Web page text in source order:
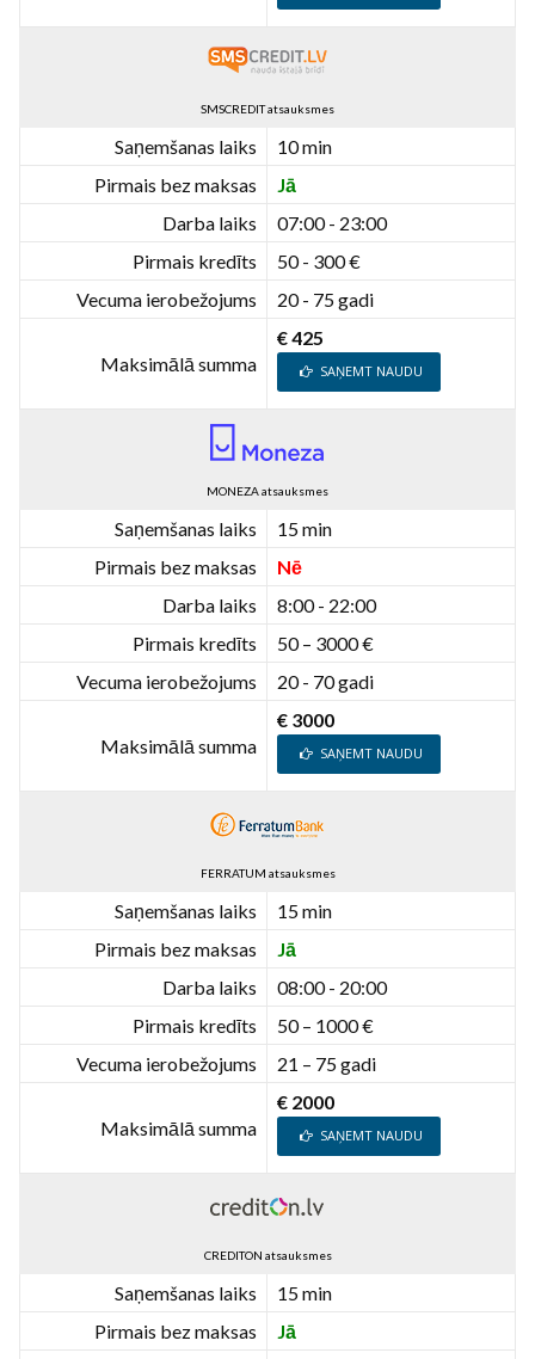
SMSCREDIT atsauksmes
Saņemšanas laiks
10 min
Pirmais bez maksas
Jā
Darba laiks
07:00 - 23:00
Pirmais kredīts
50 - 300 €
Vecuma ierobežojums
20 - 75 gadi
Maksimālā summa
€ 425
SAŅEMT NAUDU
MONEZA atsauksmes
Saņemšanas laiks
15 min
Pirmais bez maksas
Nē
Darba laiks
8:00 - 22:00
Pirmais kredīts
50 – 3000 €
Vecuma ierobežojums
20 - 70 gadi
Maksimālā summa
€ 3000
SAŅEMT NAUDU
FERRATUM atsauksmes
Saņemšanas laiks
15 min
Pirmais bez maksas
Jā
Darba laiks
08:00 - 20:00
Pirmais kredīts
50 – 1000 €
Vecuma ierobežojums
21 – 75 gadi
Maksimālā summa
€ 2000
SAŅEMT NAUDU
CREDITON atsauksmes
Saņemšanas laiks
15 min
Pirmais bez maksas
Jā